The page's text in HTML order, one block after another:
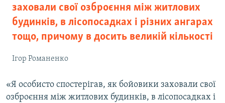
заховали свої озброєння між житлових
будинків, в лісопосадках і різних ангарах
тощо, причому в досить великій кількості
Ігор Романенко
«Я особисто спостерігав, як бойовики заховали свої
озброєння між житлових будинків, в лісопосадках і